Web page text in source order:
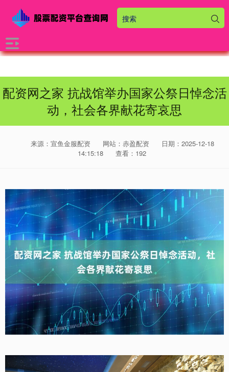
配资网之家 抗战馆举办国家公祭日悼念活
动，社会各界献花寄哀思
来源：宣鱼金服配资 网站：赤盈配资
日期：2025-12-18
14:15:18
查看：192